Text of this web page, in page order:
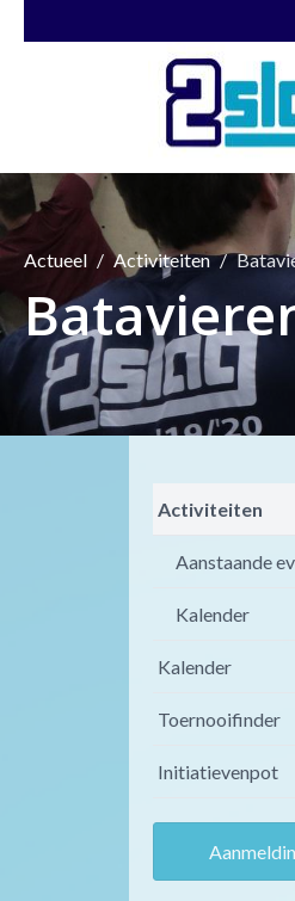
Actueel Activiteiten
Activiteiten
Aanstaande
Kalender
Kalender
Toernooifinder
Initiatievenpot